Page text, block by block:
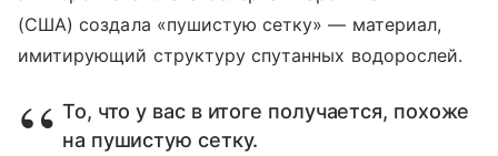
(США) создала «пушистую сетку» — материал,
имитирующий структуру спутанных водорослей.
То, что у вас в итоге получается, похоже
на пушистую сетку.